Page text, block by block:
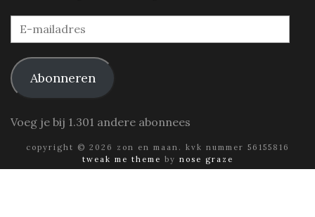
E-
mailadres
Abonneren
Voeg je bij 1.301 andere abonnees
copyright © 2026 zon en maan. kvk nummer 56155816
tweak me theme by nose graze